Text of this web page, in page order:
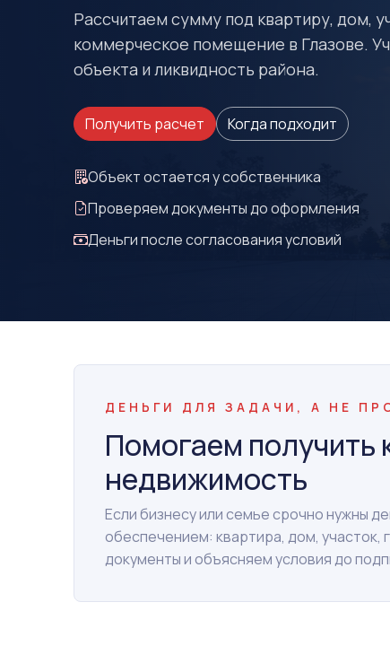
Рассчитаем сумму под квартиру, дом,
коммерческое помещение в Глазове.
объекта и ликвидность района.
Получить расчет Когда подходит
Объект остается у собственника
Проверяем документы до оформления
Деньги после согласования условий
ДЕНЬГИ ДЛЯ ЗАДАЧИ, А НЕ
Помогаем получить
недвижимость
Если бизнесу или семье срочно нужны
обеспечением: квартира, дом,
документы и объясняем условия до